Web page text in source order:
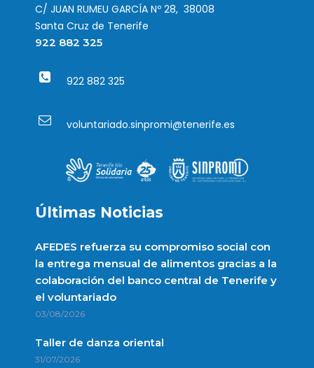
C/ JUAN RUMEU GARCÍA Nº 28, 38008
Santa Cruz de Tenerife
922 882 325
922 882 325
voluntariado.sinpromi@tenerife.es
Últimas Noticias
AFEDES refuerza su compromiso social con
la entrega mensual de alimentos gracias a la
colaboración del banco central de Tenerife y
el voluntariado
03/08/2026
Taller de danza oriental
31/07/2026